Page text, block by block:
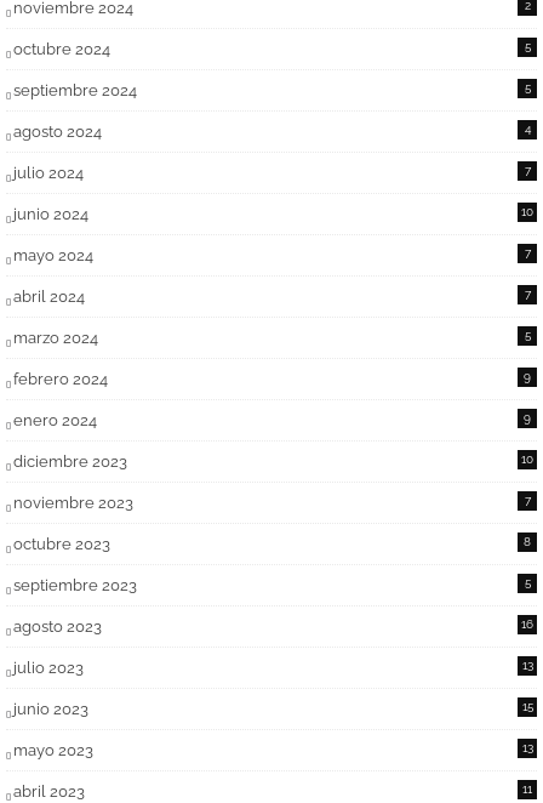
noviembre 2024 2
octubre 2024 5
septiembre 2024 5
agosto 2024 4
julio 2024 7
junio 2024 10
mayo 2024 7
abril 2024 7
marzo 2024 5
febrero 2024 9
enero 2024 9
diciembre 2023 10
noviembre 2023 7
octubre 2023 8
septiembre 2023 5
agosto 2023 16
julio 2023 13
junio 2023 15
mayo 2023 13
abril 2023 11